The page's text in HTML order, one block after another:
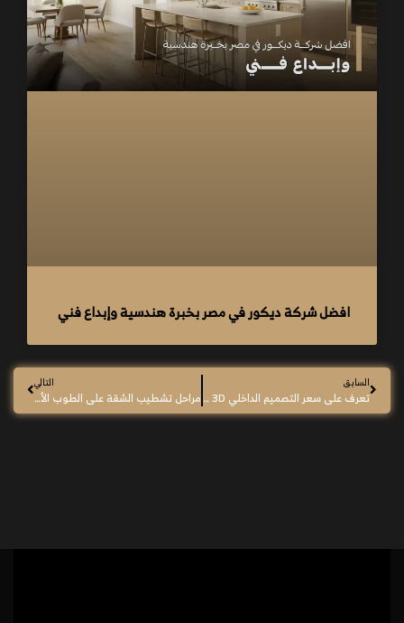
افضل شركة ديكور في مصر بخبرة هندسية وإبداع فني
السابق
تعرف على سعر التصميم الداخلي 3D في مصر لفلل
التالي
مراحل تشطيب الشقة على الطوب الأحمر